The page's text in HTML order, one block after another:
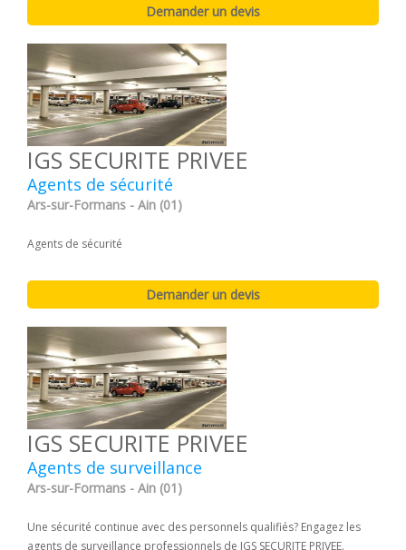
IGS SECURITE PRIVEE
Agents de sécurité
Ars-sur-Formans - Ain (01)
Agents de sécurité
IGS SECURITE PRIVEE
Agents de surveillance
Ars-sur-Formans - Ain (01)
Une sécurité continue avec des personnels qualifiés? Engagez les
agents de surveillance professionnels de IGS SECURITE PRIVEE.